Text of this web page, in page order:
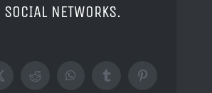
SOCIAL NETWORKS.
RedditWhatsAppTumblrPinterest